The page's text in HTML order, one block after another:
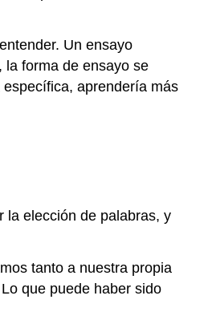
revisión
Actividades
de
Pares
revisión
global
Un ensayo
la forma de ensayo se
aprendería más
la elección de palabras, y
tanto a nuestra propia
que puede haber sido